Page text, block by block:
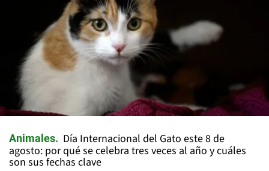
Animales
Día Internacional del Gato este 8 de
agosto: por qué se celebra tres veces al año y cuáles
son sus fechas clave